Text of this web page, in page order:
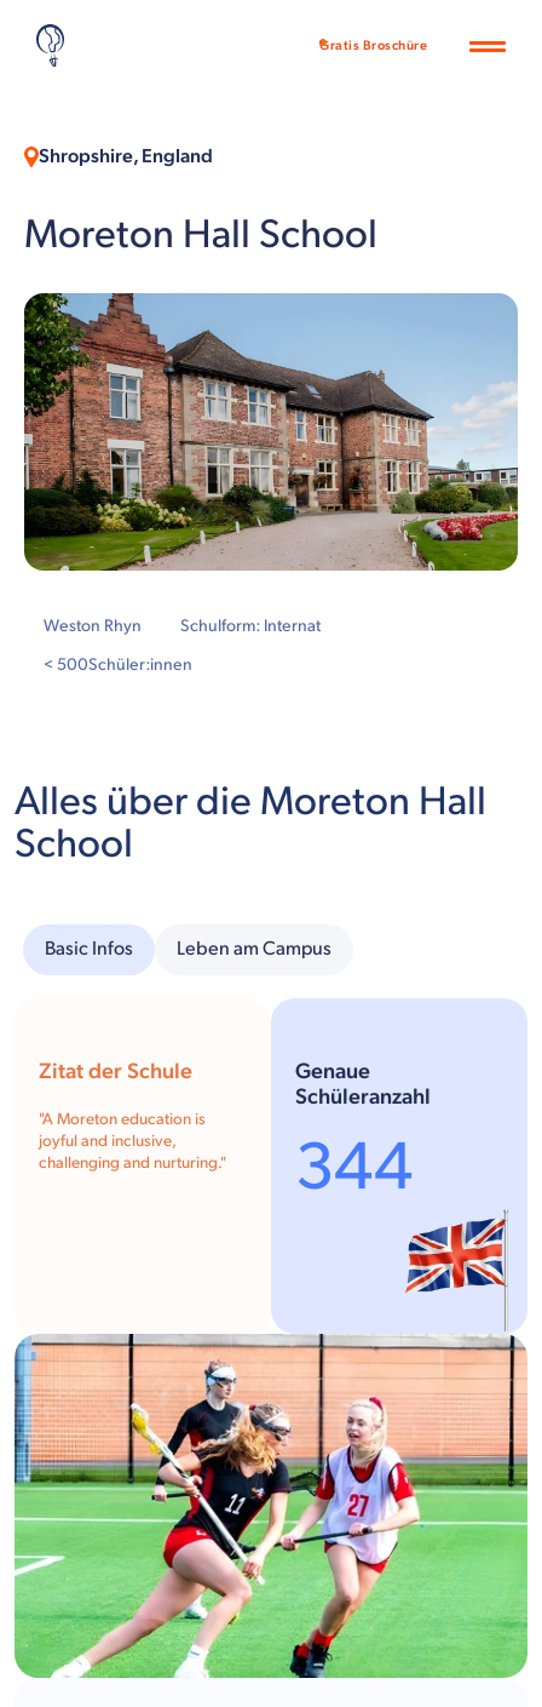
Gratis Broschüre
Shropshire, England
Moreton Hall School
Weston Rhyn
Schulform: Internat
< 500Schüler:innen
Alles über die Moreton Hall
School
Basic Infos Leben am Campus
Zitat der Schule
"A Moreton education is
joyful and inclusive,
challenging and nurturing."
Genaue
Schüleranzahl
344